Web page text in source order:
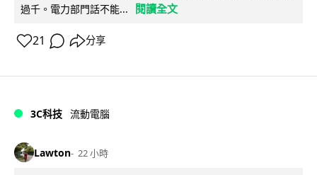
過千。電力部門話不能...
閱讀全文
21 分享
3C科技 流動電腦
Lawton 22 小時